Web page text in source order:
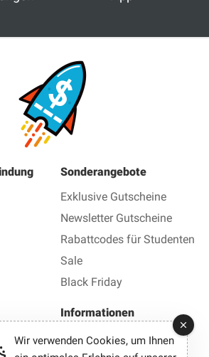
Sonderangebote
Exklusive Gutscheine
Newsletter Gutscheine
Rabattcodes für Studenten
Sale
Black Friday
Informationen
Impressum
Wir verwenden Cookies, um Ihnen